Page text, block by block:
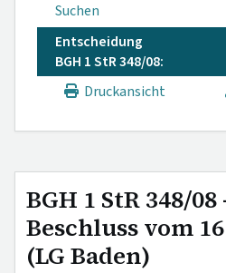
Suchen
Entscheidung
BGH 1 StR 348/08:
Druckansicht
BGH 1 StR 348/08
Beschluss vom
(LG Baden)